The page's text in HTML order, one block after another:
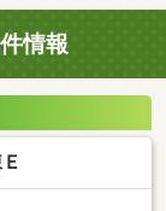
情報